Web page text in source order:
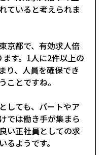
ていると考えられま
京都で、有効求人倍
す。1人に2件以上の
り、人員を確保でき
ことですね。
しても、パートやア
では働き手が集まら
い正社員としての求
るようです。